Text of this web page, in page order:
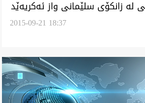
زانكۆى سلێمانى واز ئه‌كريه‌ێد
2015-09-21 18:37